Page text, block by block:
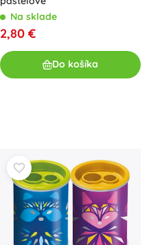
Na sklade
2,80 €
Do košíka